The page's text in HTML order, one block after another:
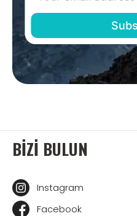
BIZI BULUN
Instagram
Facebook